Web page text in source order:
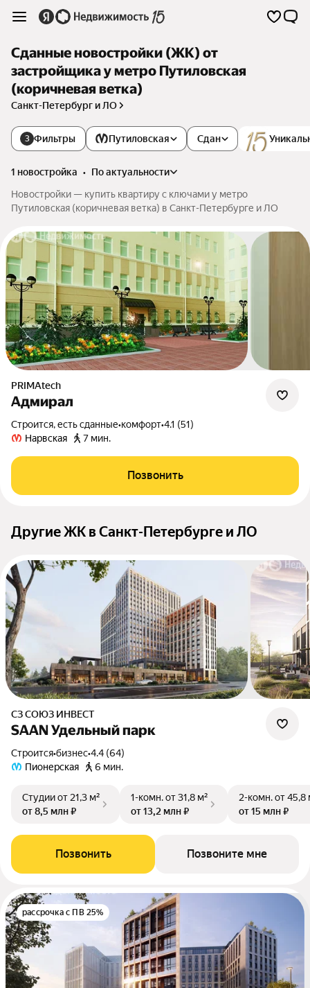
Сданные новостройки (ЖК) от
застройщика у метро Путиловская
(коричневая ветка)
Санкт-Петербург и ЛО
3 Фильтры Путиловская Сдан
1 новостройка •
по актуальности
Новостройки — купить квартиру с ключами у метро
Путиловская (коричневая ветка) в Санкт-Петербурге и ЛО
PRIMAtech
Адмирал
Строится, есть сданные•комфорт•4.1 (51)
Нарвская
7 мин.
Позвонить
Другие ЖК в Санкт-Петербурге и ЛО
СЗ СОЮЗ ИНВЕСТ
SAAN Удельный парк
Строится•бизнес•4.4 (64)
Пионерская
6 мин.
Студииот 21,3 м²
от 8,5 млн ₽
1-комн.от 31,8 м²
от 13,2 млн ₽
2-комн.от 45,8
от 15 млн ₽
Позвонить Позвоните мне
рассрочка с ПВ 25%